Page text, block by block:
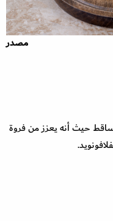
مصدر
حيث أنه يعزز من فروة